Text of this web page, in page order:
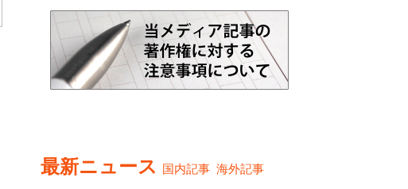
最新ニュース 国内記事 海外記事